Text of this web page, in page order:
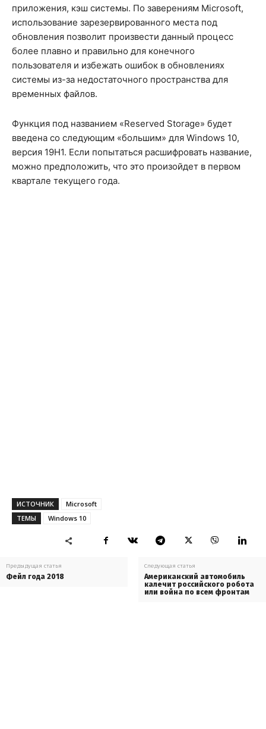
приложения, кэш системы. По заверениям Microsoft,
использование зарезервированного места под
обновления позволит произвести данный процесс
более плавно и правильно для конечного
пользователя и избежать ошибок в обновлениях
системы из-за недостаточного пространства для
временных файлов.
Функция под названием «Reserved Storage» будет
введена со следующим «большим» для Windows 10,
версия 19H1. Если попытаться расшифровать название,
можно предположить, что это произойдет в первом
квартале текущего года.
ИСТОЧНИК
Microsoft
ТЕМЫ
Windows 10
Предыдущая статья
Фейл года 2018
Следующая статья
Американский автомобиль
калечит российского робота
или война по всем фронтам